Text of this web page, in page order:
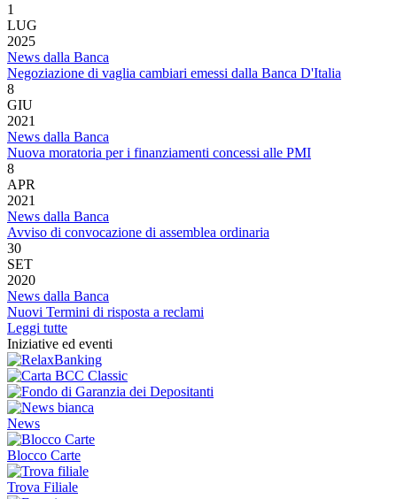
1
LUG
2025
News dalla Banca
Negoziazione di vaglia cambiari emessi dalla Banca D'Italia
8
GIU
2021
News dalla Banca
Nuova moratoria per i finanziamenti concessi alle PMI
8
APR
2021
News dalla Banca
Avviso di convocazione di assemblea ordinaria
30
SET
2020
News dalla Banca
Nuovi Termini di risposta a reclami
Leggi tutte
Iniziative ed eventi
News
Blocco Carte
Trova Filiale